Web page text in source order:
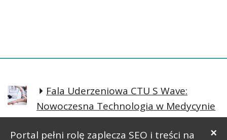
×
Portal pełni rolę zaplecza SEO i treści na
Fala Uderzeniowa CTU S Wave:
Nowoczesna Technologia w Medycynie
Regeneracyjnej
Prosta postawa lepsze samopoczucie